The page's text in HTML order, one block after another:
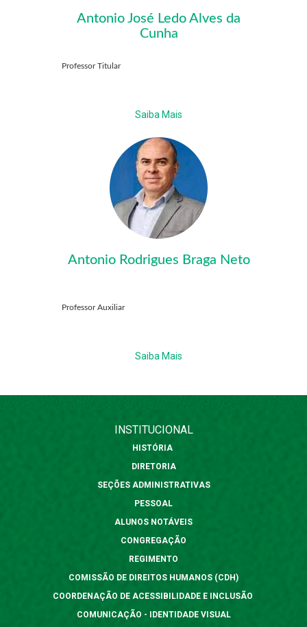
Antonio José Ledo Alves da
Cunha
Professor Titular
Saiba Mais
Antonio Rodrigues Braga Neto
Professor Auxiliar
Saiba Mais
INSTITUCIONAL
HISTÓRIA
DIRETORIA
SEÇÕES ADMINISTRATIVAS
PESSOAL
ALUNOS NOTÁVEIS
CONGREGAÇÃO
REGIMENTO
COMISSÃO DE DIREITOS HUMANOS (CDH)
COORDENAÇÃO DE ACESSIBILIDADE E INCLUSÃO
COMUNICAÇÃO - IDENTIDADE VISUAL